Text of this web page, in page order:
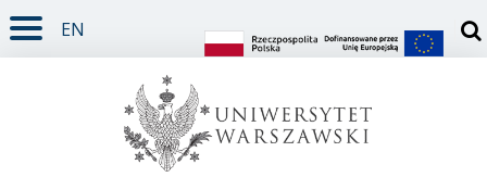
TREŚĆ STRONY
MENU GŁÓWNE
WYSZUKIWARKA
SOCIAL MEDIA
STOPKA STRONY
EN